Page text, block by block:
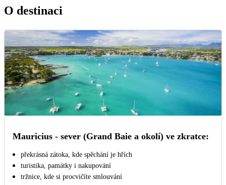
O destinaci
Mauricius - sever (Grand Baie a okolí) ve zkratce:
překrásná zátoka, kde spěchání je hřích
turistika, památky i nakupování
tržnice, kde si procvičíte smlouvání